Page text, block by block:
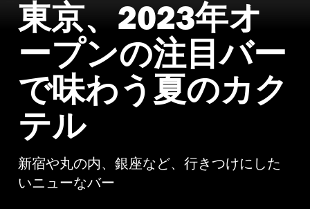
Photo: Keisuke Tanigawa | バー ベルスター
東京、2023年オ
ープンの注目バー
で味わう夏のカク
テル
新宿や丸の内、銀座など、行きつけにした
いニューなバー